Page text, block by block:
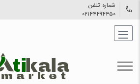
شماره تلفن
۰۲۱۴۴۴۹۴۳۵۰